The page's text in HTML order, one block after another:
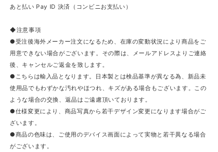
あと払い Pay ID 決済（コンビニお支払い）
◆注意事項
●受注後海外メーカー注文になるため、在庫の変動状況により商品をご
用意できない場合がございます。その際は、メールアドレスよりご連絡
後、キャンセルご返金を致します。
●こちらは輸入品となります。日本製とは検品基準が異なる為、新品未
使用品でもわずかな汚れやほつれ、キズがある場合もございます。この
ような場合の交換、返品はご遠慮頂いております。
●仕様変更により、商品写真から若干デザイン変更になります場合がご
ざいます。
●商品の色味は、ご使用のデバイス画面によって実物と若干異なる場合
がございます。